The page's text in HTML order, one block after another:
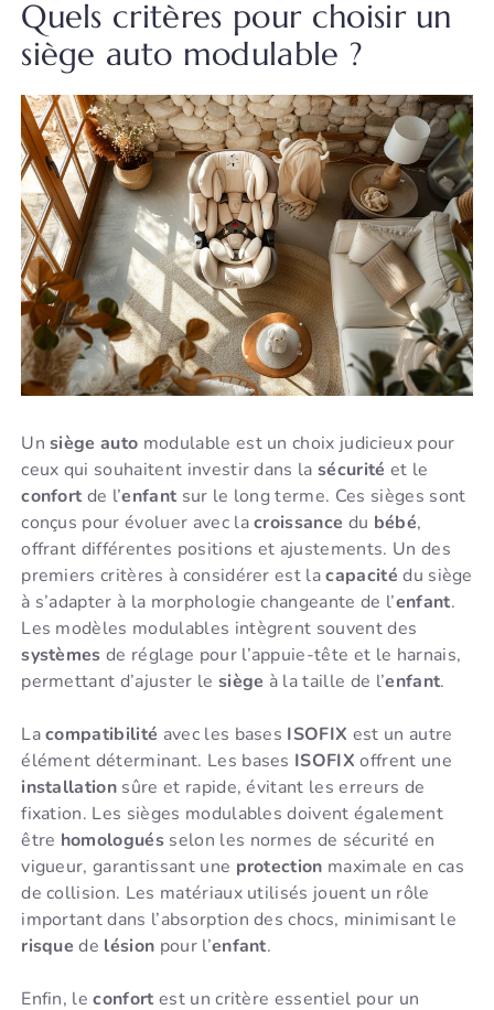
Quels critères pour choisir un
siège auto modulable ?
Unsiège auto modulable est un choix judicieux pour
ceux qui souhaitent investir dans lasécurité et le
confort de l’enfant sur le long terme. Ces sièges sont
conçus pour évoluer avec lacroissance du bébé,
offrant différentes positions et ajustements. Un des
premiers critères à considérer est lacapacité du siège
à s’adapter à la morphologie changeante de l’enfant.
Les modèles modulables intègrent souvent des
systèmes de réglage pour l’appuie-tête et le harnais,
permettant d’ajuster le siège à la taille de l’enfant.
Lacompatibilité avec les bases ISOFIX est un autre
élément déterminant. Les bases ISOFIX offrent une
installation sûre et rapide, évitant les erreurs de
fixation. Les sièges modulables doivent également
être homologués selon les normes de sécurité en
vigueur, garantissant une protection maximale en cas
de collision. Les matériaux utilisés jouent un rôle
important dans l’absorption des chocs, minimisant le
risque de lésion pour l’enfant.
Enfin, leconfort est un critère essentiel pour un